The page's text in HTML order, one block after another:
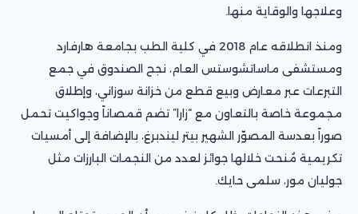
وعلاجها والوقاية منها.
ومنذ انطلاقه عام 2018 في كلية الطب بجامعة هارفارد
ومستشفى ماساتشوستس العام، نجح الصندوق في جمع
التبرعات عبر معارض وبيع قطع من خزانة سوزاني، وإطلاق
مجموعة خاصة بالتعاون مع “زارا” تضم قمصاناً وجواكيت تحمل
صوراً بعدسة المصوّر الشهير بيتر ليندبرغ، بالإضافة إلى أمسيات
تكريمية مُنحت خلالها جوائز لعدد من النجمات البارزات مثل
جوليان مور، سلمى حايك.